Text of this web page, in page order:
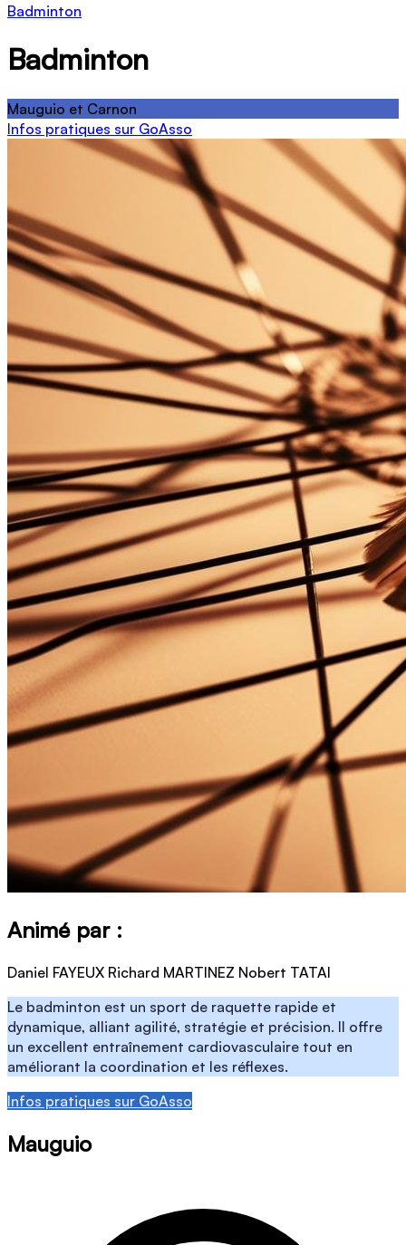
Badminton
Badminton
Mauguio et Carnon
Infos pratiques sur GoAsso
Animé par :
Daniel FAYEUX Richard MARTINEZ Nobert TATAI
Le badminton est un sport de raquette rapide et
dynamique, alliant agilité, stratégie et précision. Il offre
un excellent entraînement cardiovasculaire tout en
améliorant la coordination et les réflexes.
Infos pratiques sur GoAsso
Mauguio